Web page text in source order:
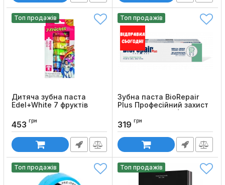
Топ продажів
Дитяча зубна паста
Edel+White 7 фруктів
453 грн
Топ продажів
Зубна паста BioRepair
Plus Професійний захист
та відновлення (75 мл)
Код товару:
319 грн
Топ продажів Топ продажів